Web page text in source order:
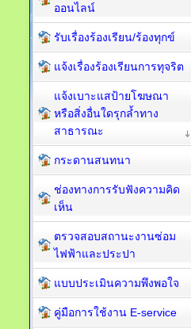
ออนไลน์
รับเรื่องร้องเรียน/ร้องทุกข์
แจ้งเรื่องร้องเรียนการทุจริต
แจ้งเบาะแสป้ายโฆษณา
หรือสิ่งอื่นใดรุกล้ำทาง
สาธารณะ
กระดานสนทนา
ช่องทางการรับฟังความคิด
เห็น
ตรวจสอบสถานะงานซ่อม
ไฟฟ้าและประปา
แบบประเมินความพึงพอใจ
คู่มือการใช้งาน E-service